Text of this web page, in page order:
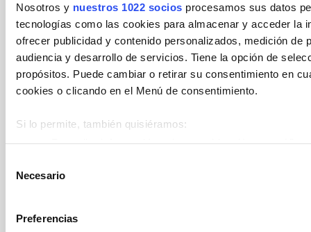
Nosotros y nuestros 1022 socios procesamos sus datos
tecnologías como las cookies para almacenar y acceder la
ofrecer publicidad y contenido personalizados, medición de
audiencia y desarrollo de servicios. Tiene la opción de
propósitos. Puede cambiar o retirar su consentimiento en
cookies o clicando en el Menú de consentimiento.
Si lo permite, también quisiéramos:
Identificar su dispositivo analizándolo activamente
Obtenga más información sobre cómo se procesan sus
Necesario
Preferencias
controversia que resultará de la
interpretación o cumplimiento de
laspresentes bases, se someterá a los
Juzgados y Tribunales de la ciudad de
Alicante.